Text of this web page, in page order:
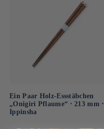
Ein Paar Holz-Essstäbchen
„Onigiri Pflaume“ ⋅ 213 mm ⋅
Ippinsha